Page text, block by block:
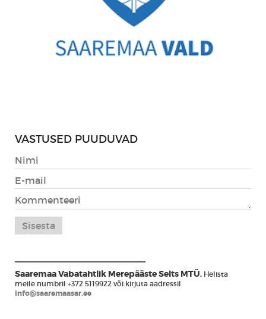
VASTUSED PUUDUVAD
Saaremaa Vabatahtlik Merepääste Selts MTÜ. Helista
meile numbril +372 5119922 või kirjuta aadressil
info@saaremaasar.ee